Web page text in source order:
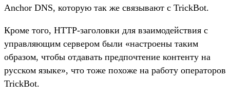
Anchor DNS, которую так же связывают с TrickBot.
Кроме того, HTTP-заголовки для взаимодействия с
управляющим сервером были «настроены таким
образом, чтобы отдавать предпочтение контенту на
русском языке», что тоже похоже на работу операторов
TrickBot.